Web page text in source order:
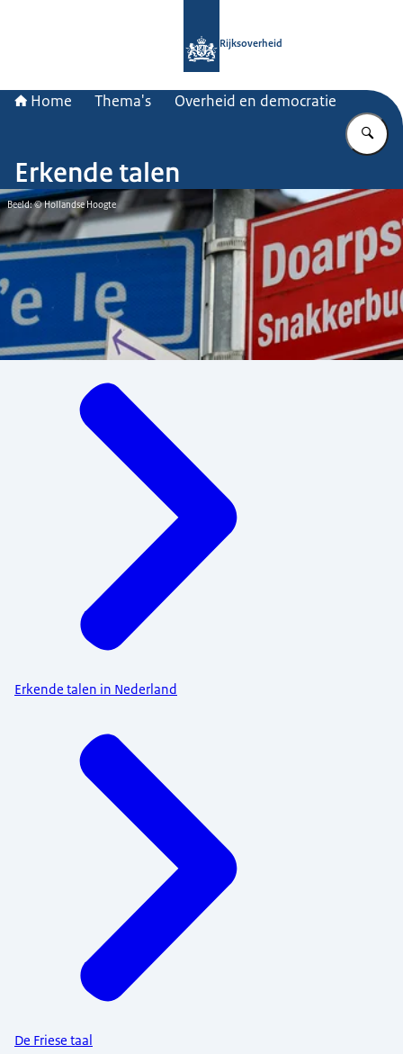
Rijksoverheid
Home Thema's Overheid en democratie
Erkende talen
Beeld: © Hollandse Hoogte
Erkende talen in Nederland
De Friese taal